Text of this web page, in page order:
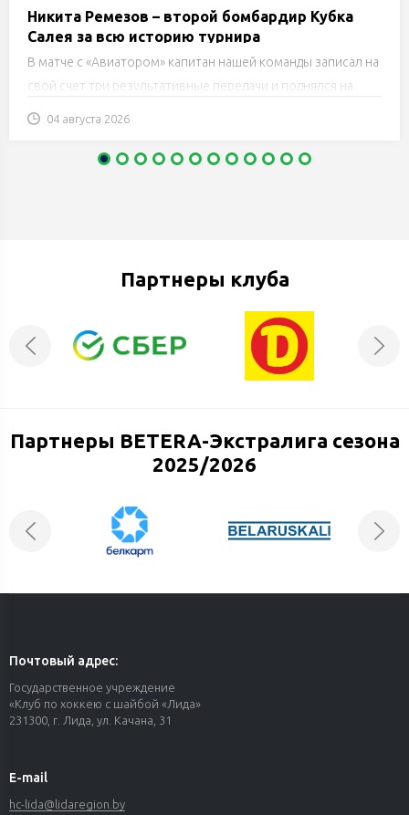
Никита Ремезов – второй бомбардир Кубка
Салея за всю историю турнира
В матче с «Авиатором» капитан нашей команды записал на
свой счет три результативные передачи и поднялся на
чистое второе место в списке лучших бомбардиров
04 августа 2026
Партнеры клуба
Партнеры BETERA-Экстралига сезона
2025/2026
Почтовый адрес:
Государственное учреждение
«Клуб по хоккею с шайбой «Лида»
231300, г. Лида, ул. Качана, 31
E-mail
hc-lida@lidaregion.by